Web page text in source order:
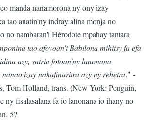
manda nanamorona ny ony izay
tao anatin'ny indray alina monja no
no nambaran'i Hérodote mpahay tantara
tao afovoan'i Babilona mihitsy fa efa
azy, satria fotoan'ny lanonana
izay nahafinaritra azy ny rehetra." -
Tom Holland, trans. (New York: Penguin,
ny fisalasalana fa io lanonana io ihany no
5?